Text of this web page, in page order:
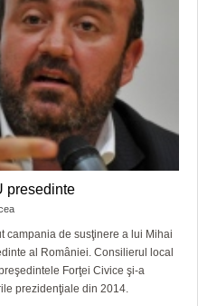
presedinte
campania de susţinere a lui Mihai
al României. Consilierul local
Forţei Civice şi-a
prezidenţiale din 2014.